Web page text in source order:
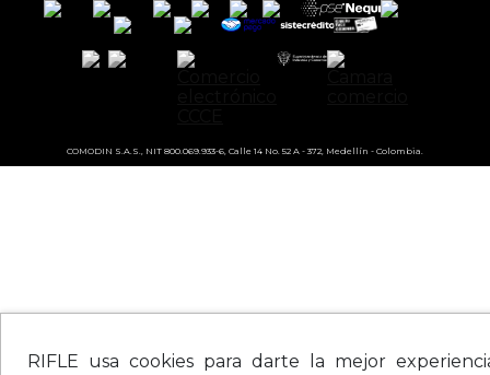
RIFLE usa cookies para darte la mejor
COMODIN S.A.S., NIT 800.069.933-6, Calle 14 No. 52 A - 372, Medellín - Colombia.